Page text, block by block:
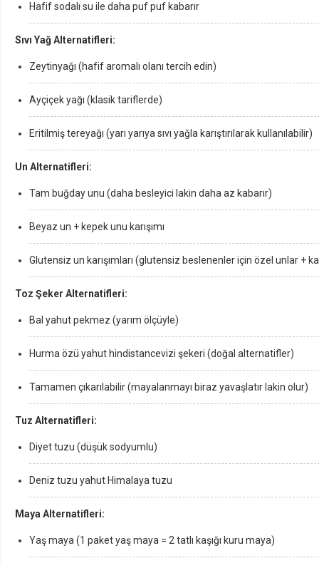
Hafif sodalı su ile daha puf puf kabarır
Sıvı Yağ Alternatifleri:
Zeytinyağı (hafif aromalı olanı tercih edin)
Ayçiçek yağı (klasik tariflerde)
Eritilmiş tereyağı (yarı yarıya sıvı yağla karıştırılarak kullanılabilir)
Un Alternatifleri:
Tam buğday unu (daha besleyici lakin daha az kabarır)
Beyaz un + kepek unu karışımı
Glutensiz un karışımları (glutensiz beslenenler için özel unlar +
Toz Şeker Alternatifleri:
Bal yahut pekmez (yarım ölçüyle)
Hurma özü yahut hindistancevizi şekeri (doğal alternatifler)
Tamamen çıkarılabilir (mayalanmayı biraz yavaşlatır lakin olur)
Tuz Alternatifleri:
Diyet tuzu (düşük sodyumlu)
Deniz tuzu yahut Himalaya tuzu
Maya Alternatifleri:
Yaş maya (1 paket yaş maya = 2 tatlı kaşığı kuru maya)